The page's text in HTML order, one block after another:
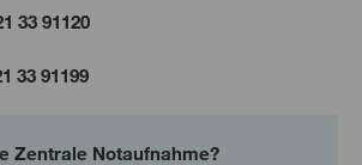
33 91120
33 91199
Zentrale Notaufnahme?